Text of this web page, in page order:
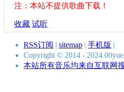
注：本站不提供歌曲下载！
收藏 试听
RSS订阅 | sitemap | 手机版 |
Copyright © 2014 - 2024
本站所有音乐均来自互联网